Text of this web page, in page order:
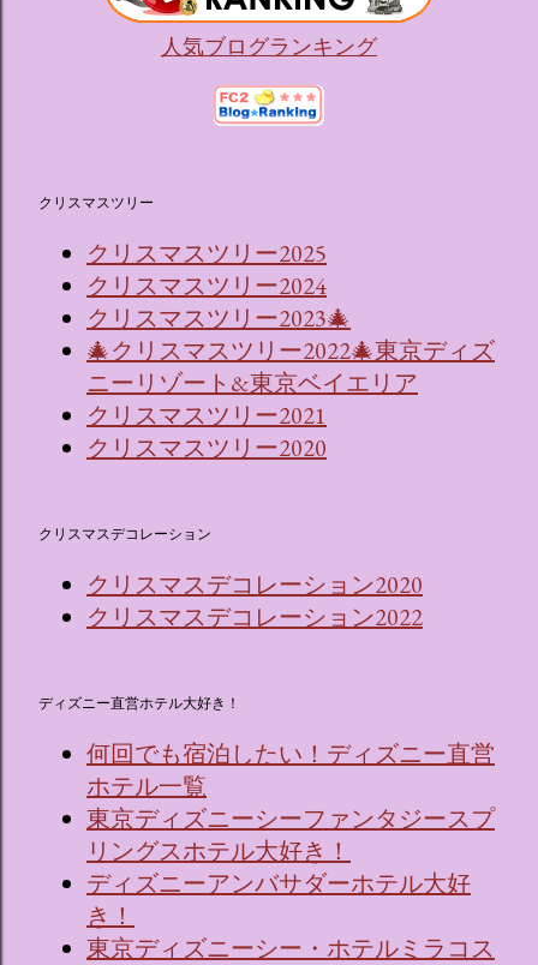
人気ブログランキング
クリスマスツリー
クリスマスツリー2025
クリスマスツリー2024
クリスマスツリー2023🎄
🎄クリスマスツリー2022🎄東京ディズ
ニーリゾート&東京ベイエリア
クリスマスツリー2021
クリスマスツリー2020
クリスマスデコレーション
クリスマスデコレーション2020
クリスマスデコレーション2022
ディズニー直営ホテル大好き！
何回でも宿泊したい！ディズニー直営
ホテル一覧
東京ディズニーシーファンタジースプ
リングスホテル大好き！
ディズニーアンバサダーホテル大好
き！
東京ディズニーシー・ホテルミラコス